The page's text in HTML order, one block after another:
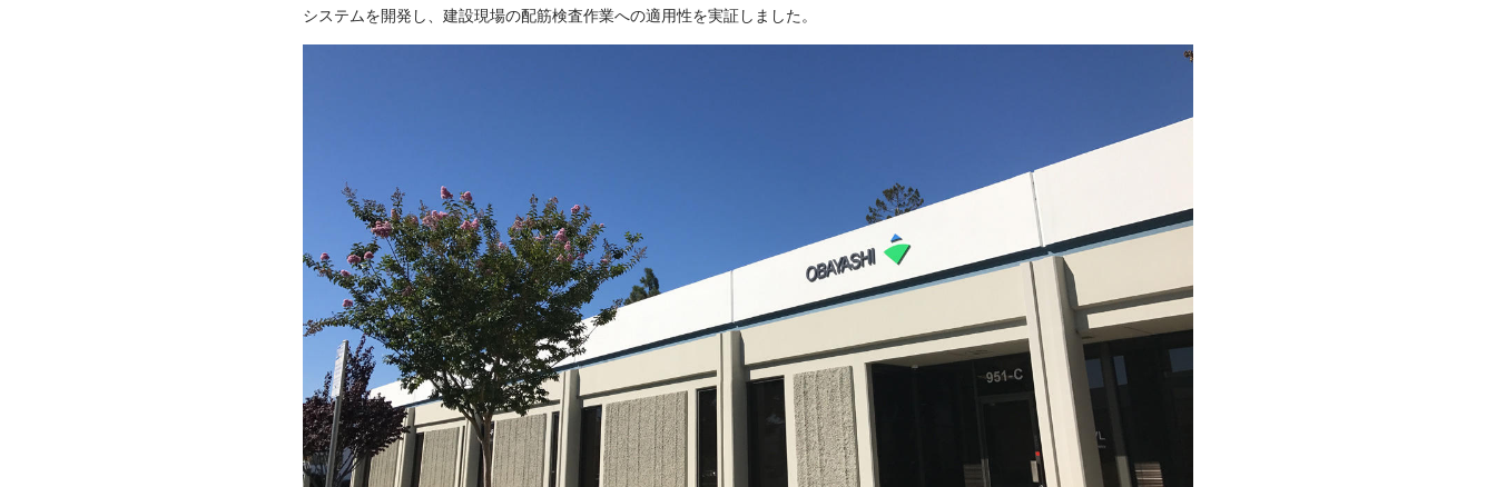
システムを開発し、建設現場の配筋検査作業への適用性を実証しました。